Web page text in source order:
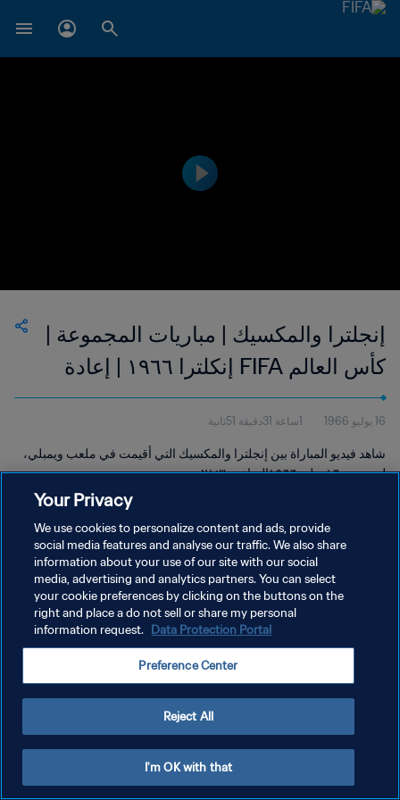
إنجلترا والمكسيك | مباريات المجموعة |
كأس العالم FIFA إنكلترا ١٩٦٦ | إعادة
المباراة
16 يوليو 1966 1ساعة 31دقيقة 51ثانية
شاهد فيديو المباراة بين إنجلترا والمكسيك التي أقيمت في ملعب ويمبلي،
لندن يوم ١٦ يوليو ١٩٦٦الساعة٢١:٣٠.
سياسة الخصوصية
إدارة تفضيلات ملفات تعريف الارتباط
Your Privacy
We use cookies to personalize content and ads, provide
social media features and analyse our traffic. We also share
information about your use of our site with our social
media, advertising and analytics partners. You can select
your cookie preferences by clicking on the buttons on the
right and place a do not sell or share my personal
information request. Data Protection Portal
Preference Center
Reject All
I'm OK with that